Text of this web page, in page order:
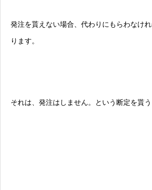
発注を貰えない場合、代わりにもらわなけ
ります。
それは、発注はしません。という断定を貰う